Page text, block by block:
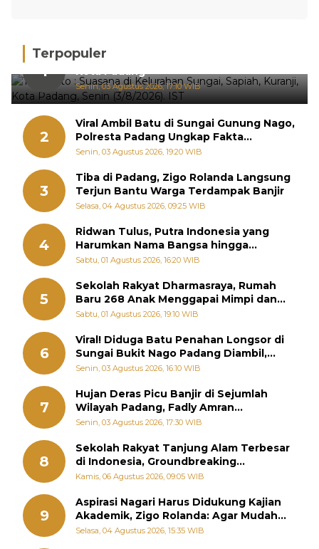
Terpopuler
1
Hujan Deras, 15 Titik Banjir Terdeteksi di
Kota Padang
Senin, 03 Agustus 2026, 17:10 WIB
2
Viral Ambil Batu di Sungai Gunung Nago,
Polresta Padang Ungkap Fakta
Sebenarnya
Senin, 03 Agustus 2026, 19:20 WIB
3
Tiba di Padang, Zigo Rolanda Langsung
Terjun Bantu Warga Terdampak Banjir
Selasa, 04 Agustus 2026, 09:25 WIB
4
Ridwan Tulus, Putra Indonesia yang
Harumkan Nama Bangsa hingga
Diabadikan dalam Buku Jepang
Sabtu, 01 Agustus 2026, 16:20 WIB
5
Sekolah Rakyat Dharmasraya, Rumah
Baru 268 Anak Menggapai Mimpi dan
Memutus Rantai Kemiskinan
Sabtu, 01 Agustus 2026, 19:10 WIB
6
Viral! Diduga Batu Penahan Longsor di
Sungai Bukit Nago Padang Diambil,
Warga Khawatir Bencana Terulang
Senin, 03 Agustus 2026, 16:10 WIB
7
Hujan Deras Picu Banjir di Sejumlah
Wilayah Padang, Fadly Amran
Perintahkan OPD Siaga
Senin, 03 Agustus 2026, 17:30 WIB
8
Sekolah Rakyat Tanjung Alam Terbesar
di Indonesia, Groundbreaking
September
Kamis, 06 Agustus 2026, 09:05 WIB
9
Aspirasi Nagari Harus Didukung Kajian
Akademik, Zigo Rolanda: Agar Mudah
Diperjuangkan di Kementerian
Selasa, 04 Agustus 2026, 15:35 WIB